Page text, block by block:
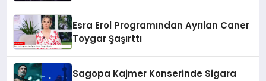
Esra Erol Programından Ayrılan Caner
Toygar Şaşırttı
Sagopa Kajmer Konserinde Sigara